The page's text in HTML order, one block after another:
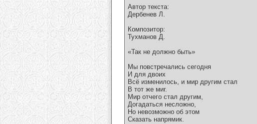
Автор текста:
Дербенев Л.
Композитор:
Тухманов Д.
«Так не должно быть»
Мы повстречались сегодня
И для двоих
Всё изменилось, и мир другим стал
В тот же миг.
Мир отчего стал другим,
Догадаться несложно,
Но невозможно об этом
Сказать напрямик.